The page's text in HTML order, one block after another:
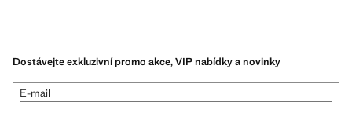
Dostávejte exkluzivní promo akce, VIP nabídky a novinky
E-mail